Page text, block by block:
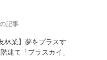
林業】夢をプラスす
建て「プラスカイ」